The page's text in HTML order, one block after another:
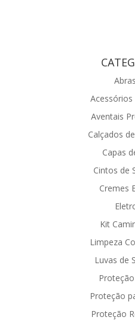
Acessórios
Aventais
Calçados
Capas
Cintos de
Cremes
Kit
Limpeza
Luvas de
Proteção
Proteção